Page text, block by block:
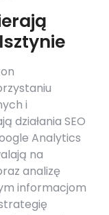
i
działania SEO
Analytics
na
analizę
informacjom